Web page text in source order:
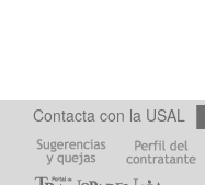
Contacta con la USAL